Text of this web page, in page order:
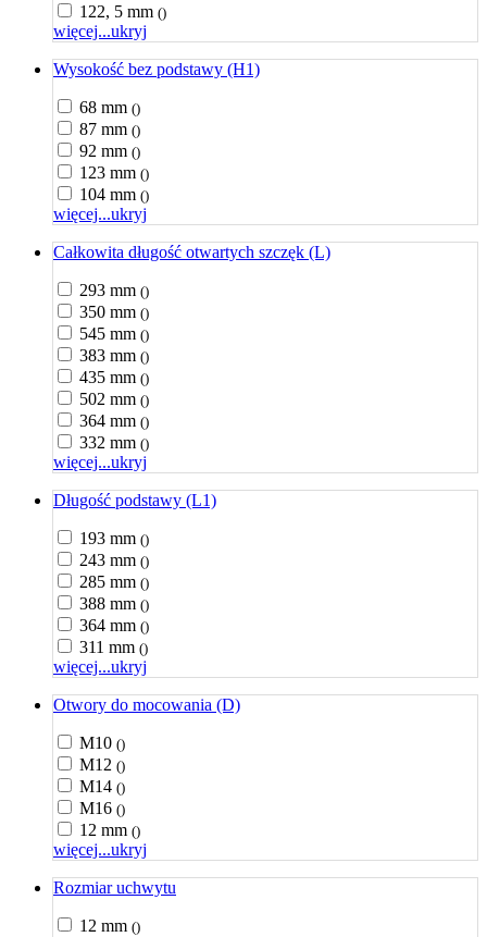
122, 5 mm ()
więcej...ukryj
Wysokość bez podstawy (H1)
68 mm ()
87 mm ()
92 mm ()
123 mm ()
104 mm ()
więcej...ukryj
Całkowita długość otwartych szczęk (L)
293 mm ()
350 mm ()
545 mm ()
383 mm ()
435 mm ()
502 mm ()
364 mm ()
332 mm ()
więcej...ukryj
Długość podstawy (L1)
193 mm ()
243 mm ()
285 mm ()
388 mm ()
364 mm ()
311 mm ()
więcej...ukryj
Otwory do mocowania (D)
M10 ()
M12 ()
M14 ()
M16 ()
12 mm ()
więcej...ukryj
Rozmiar uchwytu
12 mm ()